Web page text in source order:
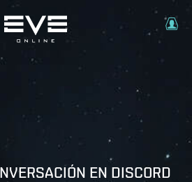
EN DISCORD